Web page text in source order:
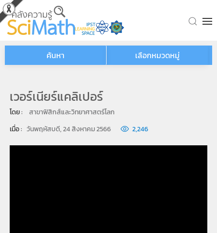
Skip to main content
ค้นหา เลือกหมวดหมู่
เวอร์เนียร์แคลิเปอร์
โดย :
สาขาฟิสิกส์และวิทยาศาสตร์โลก
เมื่อ : วันพฤหัสบดี, 24 สิงหาคม 2566 2,246